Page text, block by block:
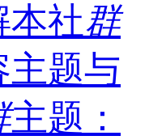
本社群
主题与
主题：